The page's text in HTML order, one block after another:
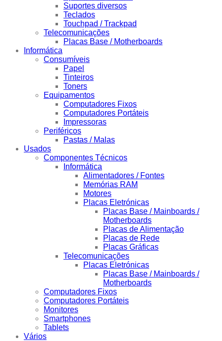
Suportes diversos
Teclados
Touchpad / Trackpad
Telecomunicações
Placas Base / Motherboards
Informática
Consumíveis
Papel
Tinteiros
Toners
Equipamentos
Computadores Fixos
Computadores Portáteis
Impressoras
Periféricos
Pastas / Malas
Usados
Componentes Técnicos
Informática
Alimentadores / Fontes
Memórias RAM
Motores
Placas Eletrónicas
Placas Base / Mainboards /
Motherboards
Placas de Alimentação
Placas de Rede
Placas Gráficas
Telecomunicações
Placas Eletrónicas
Placas Base / Mainboards /
Motherboards
Computadores Fixos
Computadores Portáteis
Monitores
Smartphones
Tablets
Vários